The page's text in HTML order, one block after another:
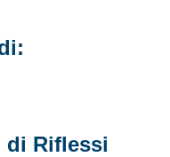
Riflessi